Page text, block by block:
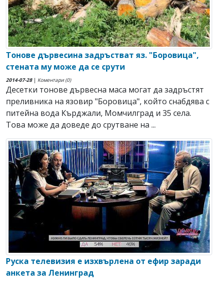
Тонове дървесина задръстват яз. "Боровица",
стената му може да се срути
2014-07-28| Коментари (0)
Десетки тонове дървесна маса могат да задръстят
преливника на язовир "Боровица", който снабдява с
питейна вода Кърджали, Момчилград и 35 села.
Това може да доведе до срутване на ...
Руска телевизия е изхвърлена от ефир заради
анкета за Ленинград